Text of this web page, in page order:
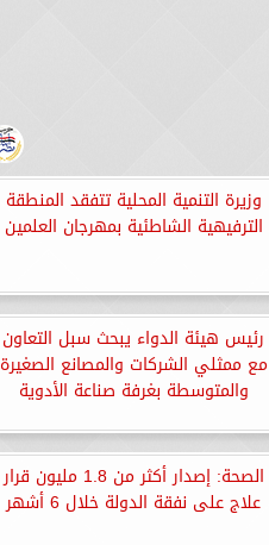
وزيرة التنمية المحلية تتفقد المنطقة
الترفيهية الشاطئية بمهرجان العلمين
رئيس هيئة الدواء يبحث سبل التعاون
مع ممثلي الشركات والمصانع الصغيرة
والمتوسطة بغرفة صناعة الأدوية
الصحة: إصدار أكثر من 1.8 مليون قرار
علاج على نفقة الدولة خلال 6 أشهر